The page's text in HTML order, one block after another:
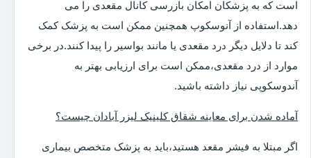
است که به پزشکان امکان بازرسی کانال مقعدی را می
دهد.استفاده از آنوسکوپ همچنین ممکن است به پزشک کمک
کند تا دلایل دیگر درد مقعدی یا مانند بواسیر را پیدا کنند.در برخی
موارد از درد مقعدی،ممکن است برای ارزیابی بهتر به
آندوسکوپی نیاز داشته باشید.
آماده شدن برای معاینه شقاق کلینیک لیزر آبادان چیست؟
اگر مبتلا به فیشر مقعد هستید،باید به پزشک متخصص بیماری